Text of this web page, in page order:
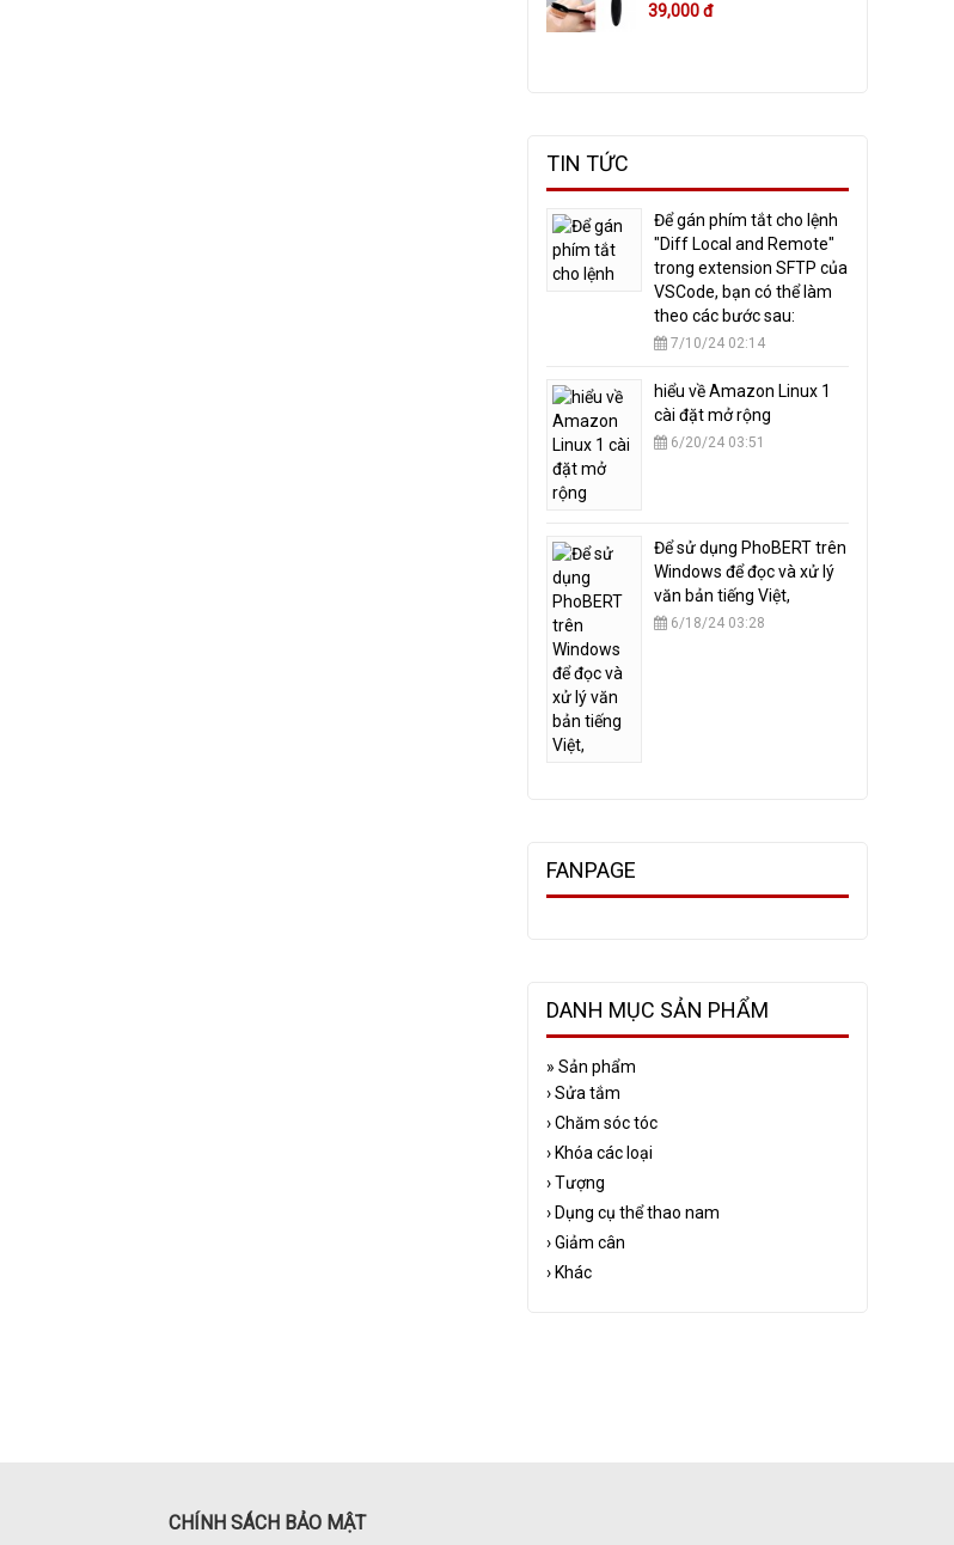
39,000 đ
TIN TỨC
​Để gán phím tắt cho lệnh
"Diff Local and Remote"
trong extension SFTP của
VSCode, bạn có thể làm
theo các bước sau:
7/10/24 02:14
hiểu về Amazon Linux 1
cài đặt mở rộng
6/20/24 03:51
​Để sử dụng PhoBERT trên
Windows để đọc và xử lý
văn bản tiếng Việt,
6/18/24 03:28
FANPAGE
DANH MỤC SẢN PHẨM
» Sản phẩm
›Sửa tắm
›Chăm sóc tóc
› Khóa các loại
›Tượng
› Dụng cụ thể thao nam
›Giảm cân
› Khác
CHÍNH SÁCH BẢO MẬT